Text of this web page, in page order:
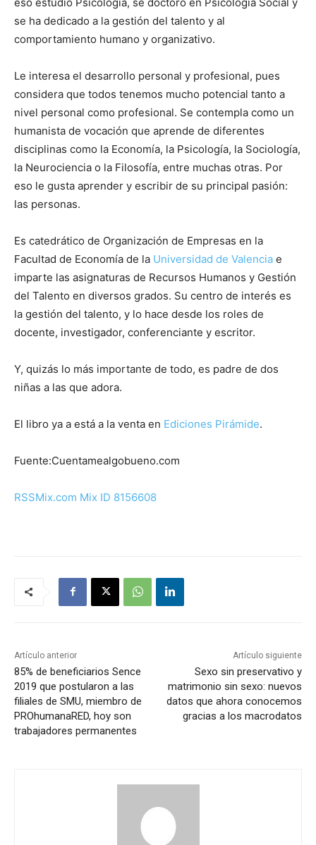
se ha dedicado a la gestión del talento y al
comportamiento humano y organizativo.
Le interesa el desarrollo personal y profesional, pues
considera que todos tenemos mucho potencial tanto a
nivel personal como profesional. Se contempla como un
humanista de vocación que aprende de diferentes
disciplinas como la Economía, la Psicología, la Sociología,
la Neurociencia o la Filosofía, entre muchas otras. Por
eso le gusta aprender y escribir de su principal pasión:
las personas.
Es catedrático de Organización de Empresas en la
Facultad de Economía de la Universidad de Valencia e
imparte las asignaturas de Recursos Humanos y Gestión
del Talento en diversos grados. Su centro de interés es
la gestión del talento, y lo hace desde los roles de
docente, investigador, conferenciante y escritor.
Y, quizás lo más importante de todo, es padre de dos
niñas a las que adora.
El libro ya a está a la venta en Ediciones Pirámide.
Fuente:Cuentamealgobueno.com
RSSMix.com Mix ID 8156608
Artículo anterior
85% de beneficiarios Sence
2019 que postularon a las
filiales de SMU, miembro de
PROhumanaRED, hoy son
trabajadores permanentes
Artículo siguiente
Sexo sin preservativo y
matrimonio sin sexo: nuevos
datos que ahora conocemos
gracias a los macrodatos